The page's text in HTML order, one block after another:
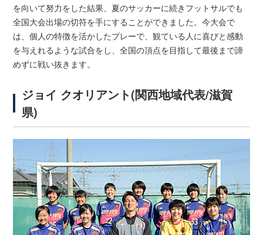
を向いて努力をした結果、夏のサッカーに続きフットサルでも
全国大会出場の切符を手にすることができました。今大会で
は、個人の特徴を活かしたプレーで、観ている人に喜びと感動
を与えれるような試合をし、全国の頂点を目指して最後まで諦
めずに戦い抜きます。
ジョイ クオリアント(関西地域代表/滋賀
県)